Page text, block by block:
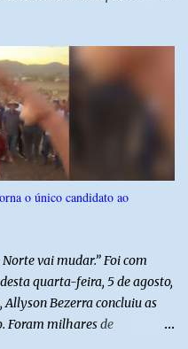
Em duas oportunidades, a
e no gabinete do ministro do
acompanhada do então
registrados nas agendas
aberto nesta quinta-feira,
utilizou a influência do pai
com a administração
dele contou com a
Ministério da Saúde e no
o único candidato ao
vai mudar.” Foi com
quarta-feira, 5 de agosto,
Allyson Bezerra concluiu as
Foram milhares de